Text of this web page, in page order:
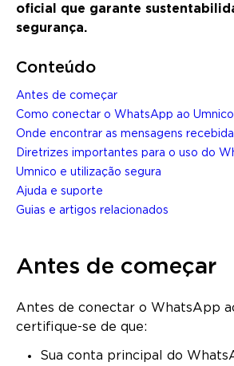
oficial que garante
segurança.
Conteúdo
Antes de começar
Como conectar o WhatsApp ao Umnico
Onde encontrar as mensagens
Diretrizes importantes para o uso do
Umnico e utilização segura
Ajuda e suporte
Guias e artigos relacionados
Antes de começar
Antes de conectar o WhatsApp
certifique-se de que:
Sua conta principal do